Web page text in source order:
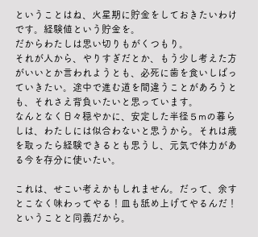
ということはね、火星期に貯金をしておきたいわけ
です。経験値という貯金を。
だからわたしは思い切りもがくつもり。
それが人から、やりすぎだとか、もう少し考えた方
がいいとか言われようとも、必死に歯を食いしばっ
ていきたい。途中で進む道を間違うことがあろうと
も、それさえ背負いたいと思っています。
なんとなく日々穏やかに、安定した半径５mの暮ら
しは、わたしには似合わないと思うから。それは歳
を取ったら経験できるとも思うし、元気で体力があ
る今を存分に使いたい。
これは、せこい考えかもしれません。だって、余す
とこなく味わってやる！皿も舐め上げてやるんだ！
ということと同義だから。